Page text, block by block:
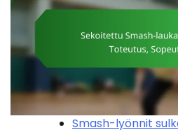
Smash-lyönnit